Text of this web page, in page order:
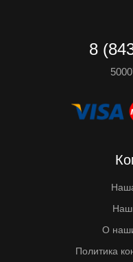
8
О
Политика